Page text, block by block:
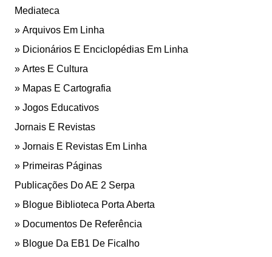
Mediateca
Arquivos Em Linha
Dicionários E Enciclopédias Em Linha
Artes E Cultura
Mapas E Cartografia
Jogos Educativos
Jornais E Revistas
Jornais E Revistas Em Linha
Primeiras Páginas
Publicações Do AE 2 Serpa
Blogue Biblioteca Porta Aberta
Documentos De Referência
Blogue Da EB1 De Ficalho